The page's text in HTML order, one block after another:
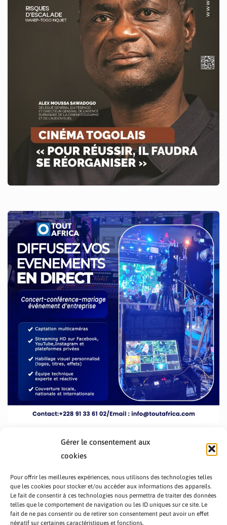
Gérer le consentement aux
cookies
Pour offrir les meilleures expériences, nous utilisons des technologies telles
que les cookies pour stocker et/ou accéder aux informations des appareils.
Le fait de consentir à ces technologies nous permettra de traiter des données
telles que le comportement de navigation ou les ID uniques sur ce site. Le
fait de ne pas consentir ou de retirer son consentement peut avoir un effet
négatif sur certaines caractéristiques et fonctions.
PRÉSENTATION TOUTAFRICA A PROPOS